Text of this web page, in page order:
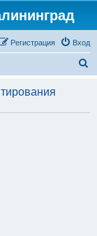
Вход
Регистрация
с